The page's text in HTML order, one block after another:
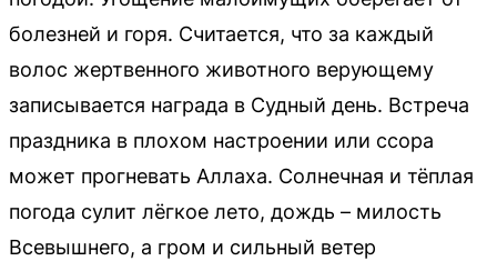
болезней и горя. Считается, что за каждый
волос жертвенного животного верующему
записывается награда в Судный день. Встреча
праздника в плохом настроении или ссора
может прогневать Аллаха. Солнечная и тёплая
погода сулит лёгкое лето, дождь – милость
Всевышнего, а гром и сильный ветер